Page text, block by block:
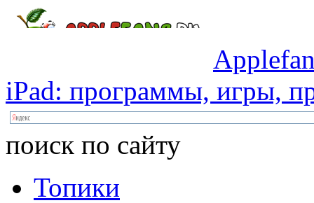
iPad: программы, игры,
поиск по сайту
Топики